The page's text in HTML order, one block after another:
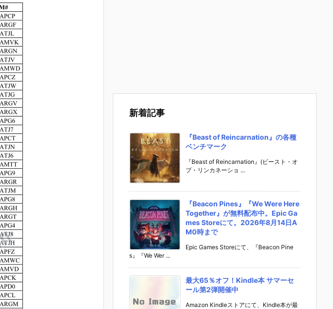
新着記事
『Beast of Reincarnation』の各種
ベンチマーク
『Beast of Reincarnation』(ビースト・オ
ブ・リンカネーショ ...
『Beacon Pines』『We Were Here
Together』が無料配布中。Epic Ga
mes Storeにて。2026年8月14日A
M0時まで
Epic Games Storeにて、『Beacon Pine
s』『We Wer ...
最大65％オフ！Kindle本 サマーセ
ール第2弾開催中
Amazon Kindleストアにて、Kindle本が最